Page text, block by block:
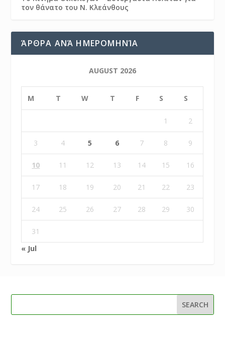
τον θάνατο του Ν. Κλεάνθους
ΆΡΘΡΑ ΑΝΆ ΗΜΕΡΟΜΗΝΊΑ
AUGUST 2026
M T W T F S S
1 2
3 4 5 6 7 8 9
10 11 12 13 14 15 16
17 18 19 20 21 22 23
24 25 26 27 28 29 30
31
« Jul